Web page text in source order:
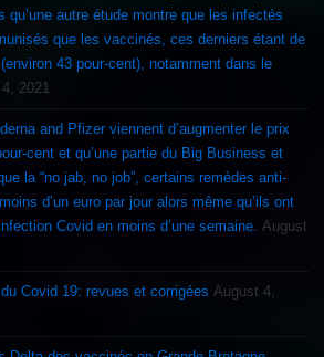
qu’une autre étude montre que les infectés
que les vaccinés, ces derniers étant de
43 pour-cent), notamment dans le
2021
and Pfizer viennent d’augmenter le prix
cent et qu’une partie du Big Business et
la “no jab, no job”, certains remèdes anti-
d’un euro par jour alors même qu’ils ont
Covid en moins d’une semaine. August
Covid 19: revues et corrigées August 4,